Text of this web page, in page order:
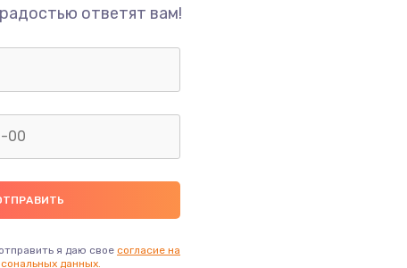
ответят вам!
я даю свое согласие на
данных.